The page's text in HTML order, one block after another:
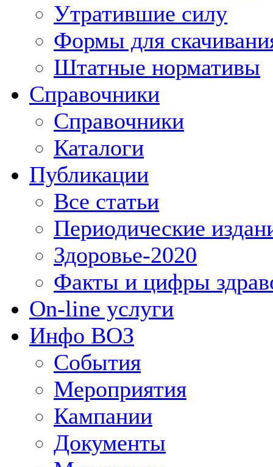
Утратившие силу
Формы для
Штатные нормативы
Справочники
Справочники
Каталоги
Публикации
Все статьи
Периодические
Здоровье-2020
Факты и цифры
On-line услуги
Инфо ВОЗ
События
Мероприятия
Кампании
Документы